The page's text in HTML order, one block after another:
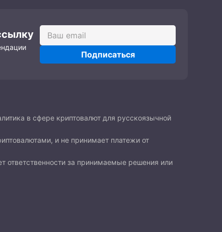
Подписаться
в сфере криптовалют для русскоязычной
и не принимает платежи от
ответственности за принимаемые решения или